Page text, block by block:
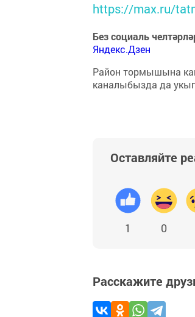
https://max.ru/
Без социаль
Яндекс.Дзен
Район тормышына
каналыбызда да
Оставляйте
1 0
Расскажите